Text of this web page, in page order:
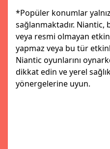
*Popüler konumlar
sağlanmaktadır.
veya resmi olmayan
yapmaz veya bu tür
Niantic oyunlarını
dikkat edin ve yerel
yönergelerine uyun.